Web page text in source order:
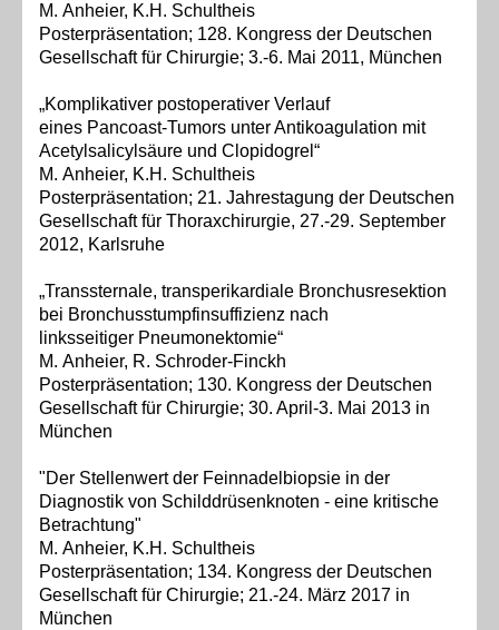
M. Anheier, K.H. Schultheis
Posterpräsentation; 128. Kongress der Deutschen
Gesellschaft für Chirurgie; 3.-6. Mai 2011, München
„Komplikativer postoperativer Verlauf
eines Pancoast-Tumors unter Antikoagulation mit
Acetylsalicylsäure und Clopidogrel“
M. Anheier, K.H. Schultheis
Posterpräsentation; 21. Jahrestagung der Deutschen
Gesellschaft für Thoraxchirurgie, 27.-29. September
2012, Karlsruhe
„Transsternale, transperikardiale Bronchusresektion
bei Bronchusstumpfinsuffizienz nach
linksseitiger Pneumonektomie“
M. Anheier, R. Schroder-Finckh
Posterpräsentation; 130. Kongress der Deutschen
Gesellschaft für Chirurgie; 30. April-3. Mai 2013 in
München
"Der Stellenwert der Feinnadelbiopsie in der
Diagnostik von Schilddrüsenknoten - eine kritische
Betrachtung"
M. Anheier, K.H. Schultheis
Posterpräsentation; 134. Kongress der Deutschen
Gesellschaft für Chirurgie; 21.-24. März 2017 in
München